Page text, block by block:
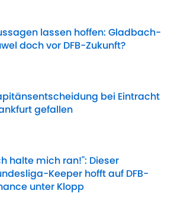
lassen hoffen: Gladbach-
doch vor DFB-Zukunft?
by on Invalid Date
bei Eintracht
gefallen
halte mich ran!": Dieser
Keeper hofft auf DFB-
unter Klopp